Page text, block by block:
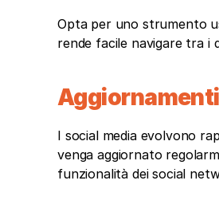
Opta per uno strumento
rende facile navigare tra i
I social media evolvono
venga aggiornato
funzionalità dei social